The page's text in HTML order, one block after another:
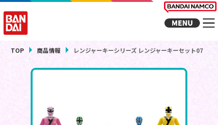
TOP 商品情報 レンジャーキーシリーズ レンジャーキーセット07